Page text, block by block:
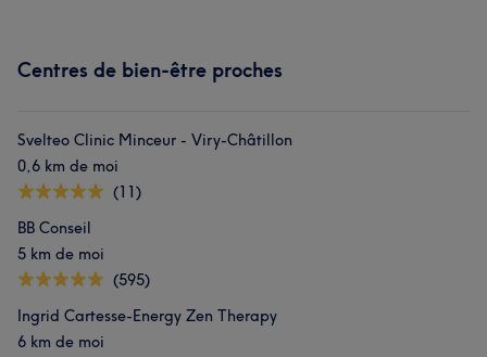
Centres de bien-être proches
Svelteo Clinic Minceur - Viry-Châtillon
0,6 km de moi
(11)
BB Conseil
5 km de moi
(595)
Ingrid Cartesse-Energy Zen Therapy
6 km de moi